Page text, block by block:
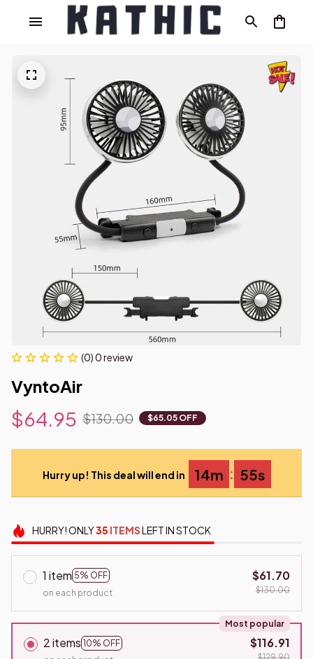
(0) 0 review
VyntoAir
$64.95 $130.00 $65.05 OFF
Hurry up! This deal will end in 14m : 54s
HURRY!ONLY35 ITEMSLEFT IN STOCK
1 item 5% OFF
on each product
$61.70
$130.00
2 items 10% OFF
Most popular
$116.91